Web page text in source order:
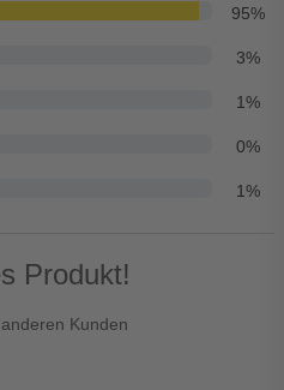
95%
3%
1%
0%
1%
Produkt!
Kunden